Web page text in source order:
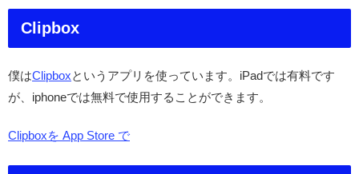
Clipbox
僕はClipboxというアプリを使っています。iPadでは有料です
が、iphoneでは無料で使用することができます。
Clipboxを App Store で